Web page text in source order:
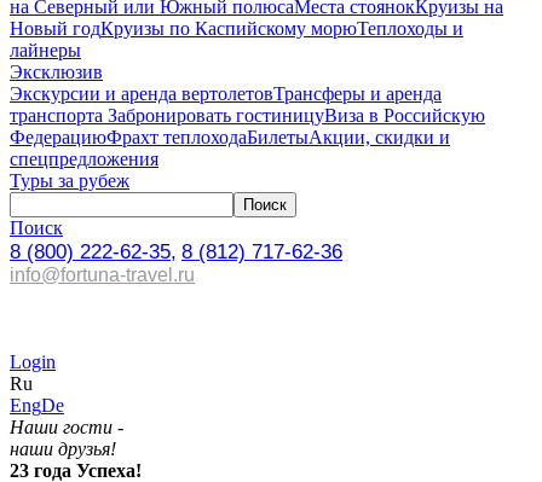
на Северный или Южный полюсаМеста стоянокКруизы на
Новый годКруизы по Каспийскому морюТеплоходы и
лайнеры
Эксклюзив
Экскурсии и аренда вертолетовТрансферы и аренда
транспорта Забронировать гостиницуВиза в Российскую
ФедерациюФрахт теплоходаБилетыАкции, скидки и
спецпредложения
Туры за рубеж
Поиск
8 (800) 222-62-35, 8 (812) 717-62-36
info@fortuna-travel.ru
Login
Ru
EngDe
Наши гости -
наши друзья!
23 года Успеха!